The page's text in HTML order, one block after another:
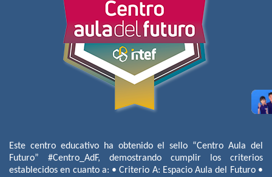
Este centro educativo ha obtenido el sello “Centro Aula del
Futuro” #Centro_AdF, demostrando cumplir los criterios
establecidos en cuanto a: • Criterio A: Espacio Aula del Futuro •